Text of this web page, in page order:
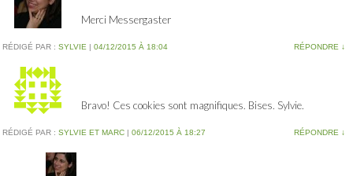
Merci Messergaster
RÉDIGÉ PAR : SYLVIE | 04/12/2015 À 18:04 RÉPONDRE ↓
Bravo! Ces cookies sont magnifiques. Bises. Sylvie.
RÉDIGÉ PAR : SYLVIE ET MARC | 06/12/2015 À 18:27 RÉPONDRE ↓